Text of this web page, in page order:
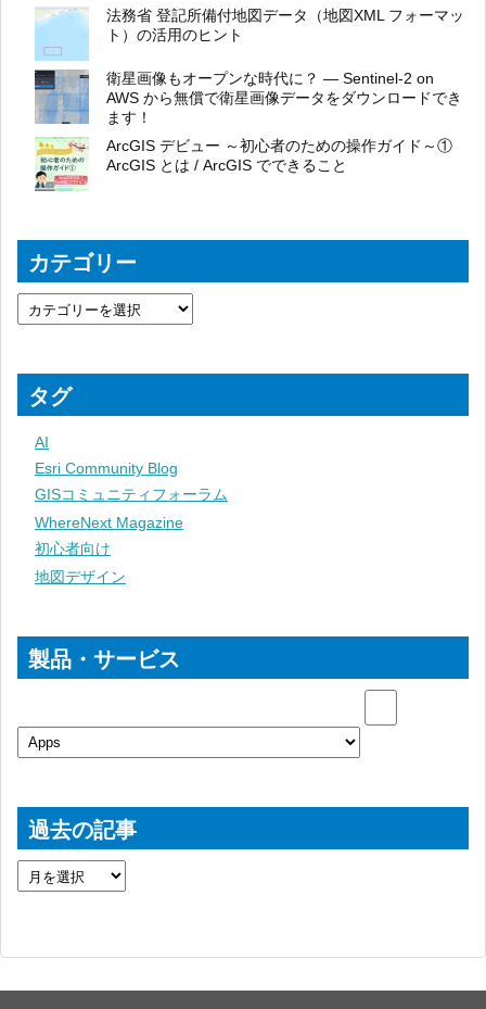
法務省 登記所備付地図データ（地図XML フォーマッ
ト）の活用のヒント
衛星画像もオープンな時代に？ ― Sentinel-2 on
AWS から無償で衛星画像データをダウンロードでき
ます！
ArcGIS デビュー ～初心者のための操作ガイド～①
ArcGIS とは / ArcGIS でできること
カテゴリー
タグ
AI
Esri Community Blog
GISコミュニティフォーラム
WhereNext Magazine
初心者向け
地図デザイン
製品・サービス
過去の記事